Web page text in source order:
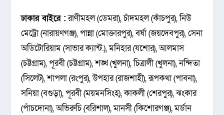
ঢাকার বাইরে :রাণীমহল (ডেমরা), চাঁদমহল (কাঁচপুর), নিউ
মেট্রো (নারায়ণগঞ্জ), পান্না (মোক্তারপুর), বর্ষা (জয়দেবপুর), সেনা
অডিটোরিয়াম (সাভার ক্যান্ট.), মনিহার (যশোর), আলমাস
(চট্টগ্রাম), পূরবী (চট্টগ্রাম), শঙ্খ (খুলনা), চিত্রালী (খুলনা), নন্দিতা
(সিলেট), শাপলা (রংপুর), উপহার (রাজশাহী), রূপকথা (পাবনা),
সনিয়া (বগুড়া), পূরবী (ময়মনসিংহ), কাকলী (শেরপুর), ঝংকার
(পাঁচদোনা), অভিরুচি (বরিশাল), মানসী (কিশোরগঞ্জ), মর্ডান